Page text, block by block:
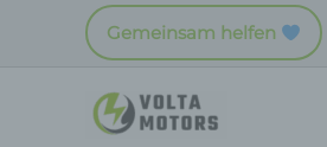
Gemeinsam helfen